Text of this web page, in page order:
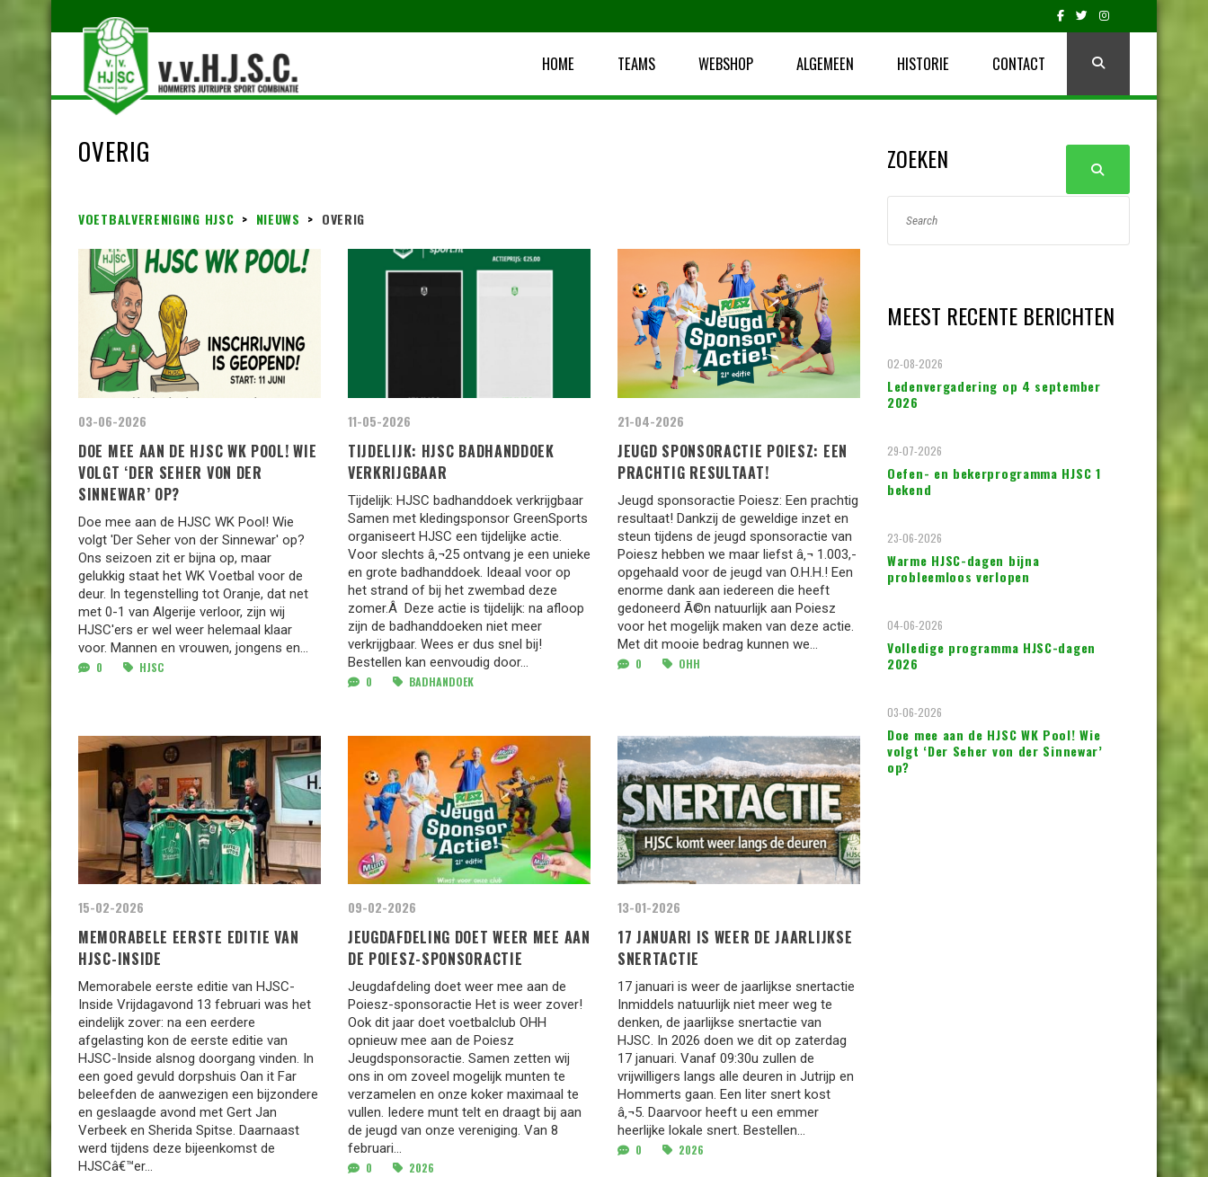
HOME TEAMS WEBSHOP ALGEMEEN HISTORIE CONTACT
OVERIG
VOETBALVERENIGING HJSC > NIEUWS > OVERIG
03-06-2026
DOE MEE AAN DE HJSC WK POOL! WIE
VOLGT ‘DER SEHER VON DER
SINNEWAR’ OP?
Doe mee aan de HJSC WK Pool! Wie
volgt 'Der Seher von der Sinnewar' op?
Ons seizoen zit er bijna op, maar
gelukkig staat het WK Voetbal voor de
deur. In tegenstelling tot Oranje, dat net
met 0-1 van Algerije verloor, zijn wij
HJSC'ers er wel weer helemaal klaar
voor. Mannen en vrouwen, jongens en...
0 HJSC
11-05-2026
TIJDELIJK: HJSC BADHANDDOEK
VERKRIJGBAAR
Tijdelijk: HJSC badhanddoek verkrijgbaar
Samen met kledingsponsor GreenSports
organiseert HJSC een tijdelijke actie.
Voor slechts â‚¬25 ontvang je een unieke
en grote badhanddoek. Ideaal voor op
het strand of bij het zwembad deze
zomer.Â Deze actie is tijdelijk: na afloop
zijn de badhanddoeken niet meer
verkrijgbaar. Wees er dus snel bij!
Bestellen kan eenvoudig door...
0 BADHANDOEK
21-04-2026
JEUGD SPONSORACTIE POIESZ: EEN
PRACHTIG RESULTAAT!
Jeugd sponsoractie Poiesz: Een prachtig
resultaat! Dankzij de geweldige inzet en
steun tijdens de jeugd sponsoractie van
Poiesz hebben we maar liefst â‚¬ 1.003,-
opgehaald voor de jeugd van O.H.H.! Een
enorme dank aan iedereen die heeft
gedoneerd Ã©n natuurlijk aan Poiesz
voor het mogelijk maken van deze actie.
Met dit mooie bedrag kunnen we...
0 OHH
15-02-2026
MEMORABELE EERSTE EDITIE VAN
HJSC-INSIDE
Memorabele eerste editie van HJSC-
Inside Vrijdagavond 13 februari was het
eindelijk zover: na een eerdere
afgelasting kon de eerste editie van
HJSC-Inside alsnog doorgang vinden. In
een goed gevuld dorpshuis Oan it Far
beleefden de aanwezigen een bijzondere
en geslaagde avond met Gert Jan
Verbeek en Sherida Spitse. Daarnaast
werd tijdens deze bijeenkomst de
HJSCâ€™er...
09-02-2026
JEUGDAFDELING DOET WEER MEE AAN
DE POIESZ-SPONSORACTIE
Jeugdafdeling doet weer mee aan de
Poiesz-sponsoractie Het is weer zover!
Ook dit jaar doet voetbalclub OHH
opnieuw mee aan de Poiesz
Jeugdsponsoractie. Samen zetten wij
ons in om zoveel mogelijk munten te
verzamelen en onze koker maximaal te
vullen. Iedere munt telt en draagt bij aan
de jeugd van onze vereniging. Van 8
februari...
0 2026
13-01-2026
17 JANUARI IS WEER DE JAARLIJKSE
SNERTACTIE
17 januari is weer de jaarlijkse snertactie
Inmiddels natuurlijk niet meer weg te
denken, de jaarlijkse snertactie van
HJSC. In 2026 doen we dit op zaterdag
17 januari. Vanaf 09:30u zullen de
vrijwilligers langs alle deuren in Jutrijp en
Hommerts gaan. Een liter snert kost
â‚¬5. Daarvoor heeft u een emmer
heerlijke lokale snert. Bestellen...
0 2026
ZOEKEN
MEEST RECENTE BERICHTEN
Ledenvergadering op 4 september
2026
02-08-2026
Oefen- en bekerprogramma HJSC 1
bekend
29-07-2026
Warme HJSC-dagen bijna
probleemloos verlopen
23-06-2026
Volledige programma HJSC-dagen
2026
04-06-2026
Doe mee aan de HJSC WK Pool! Wie
volgt ‘Der Seher von der Sinnewar’
op?
03-06-2026